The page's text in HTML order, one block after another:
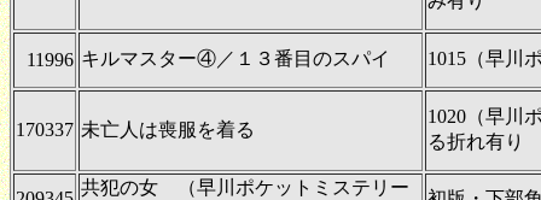
11996 キルマスター④／１３番目のスパイ 1015（早川
170337 未亡人は喪服を着る
1020（早川
る折れ有り
共犯の女 （早川ポケットミステリー